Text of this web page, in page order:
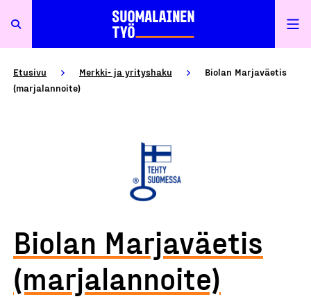
Etusivu Merkki- ja yrityshaku
Biolan Marjaväetis
(marjalannoite)
Biolan Marjaväetis
(marjalannoite)